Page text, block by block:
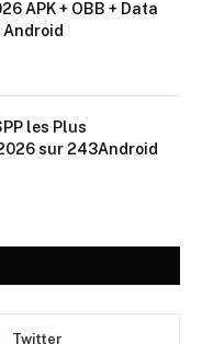
APK + OBB + Data
Android
les Plus
sur 243Android
Twitter